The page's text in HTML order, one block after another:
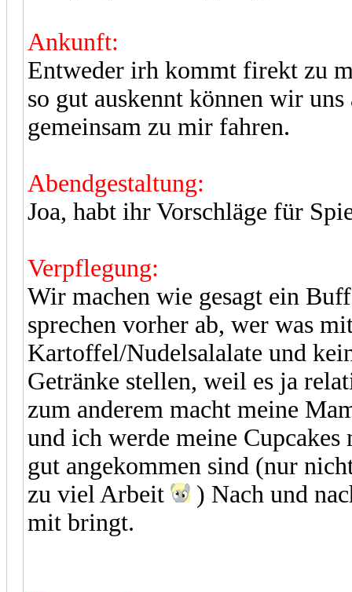
Ankunft:
Entweder irh kommt firekt zu
so gut auskennt können wir
gemeinsam zu mir fahren.
Abendgestaltung:
Joa, habt ihr Vorschläge für
Verpflegung:
Wir machen wie gesagt ein
sprechen vorher ab, wer was
Kartoffel/Nudelsalalate und
Getränke stellen, weil es ja
zum anderem macht meine
und ich werde meine
gut angekommen sind (nur
zu viel Arbeit
) Nach und
mit bringt.